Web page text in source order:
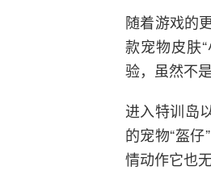
随着游戏的
款宠物皮肤
验，虽然不
进入特训岛
的宠物“盔
情动作它也